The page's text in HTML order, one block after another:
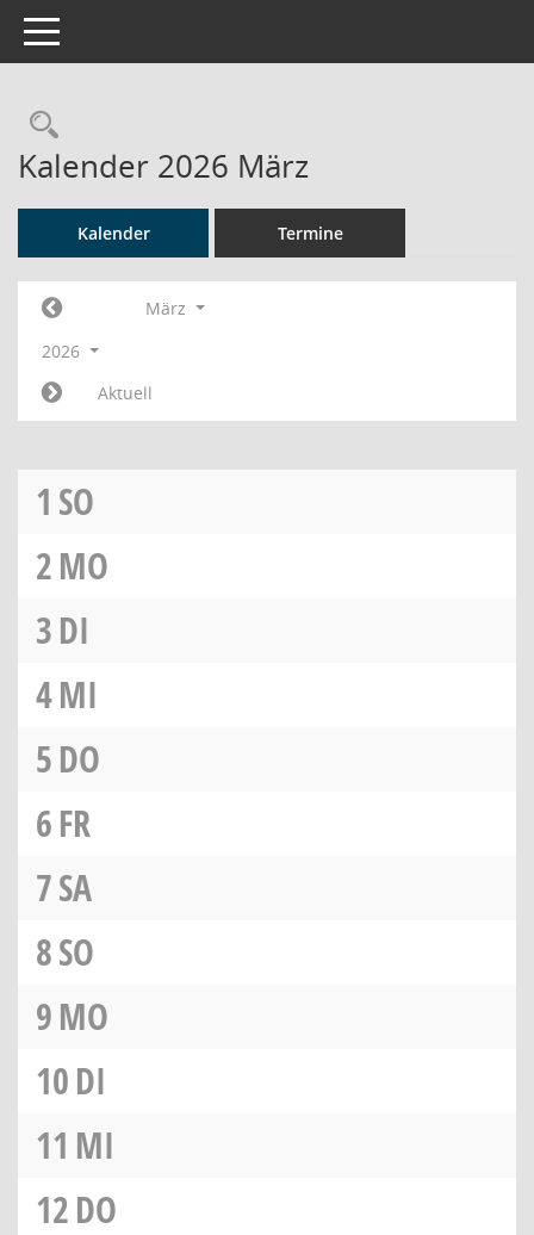
Toggle navigation
Rechercheauswahl
Kalender 2026 März
Kalender Termine
März
2026
Aktuell
1 SO
2MO
3DI
4MI
5DO
6FR
7SA
8SO
9MO
10DI
11 MI
12DO